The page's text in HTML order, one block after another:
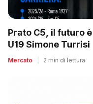
Prato C5, il futuro
U19 Simone Turrisi
Mercato 2 min di lettura